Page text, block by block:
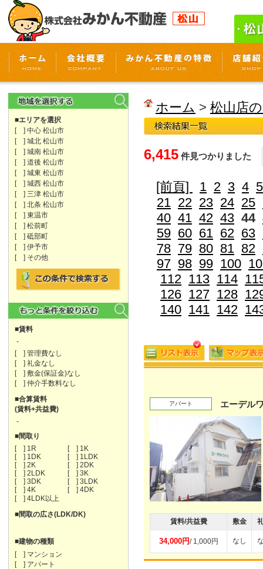
■エリアを選択
[ ] 中心 松山市
[ ] 城北 松山市
[ ] 城南 松山市
[ ] 道後 松山市
[ ] 城東 松山市
[ ] 城西 松山市
[ ] 三津 松山市
[ ] 北条 松山市
[ ] 東温市
[ ] 松前町
[ ] 砥部町
[ ] 伊予市
[ ] その他
■賃料
-
[ ] 管理費なし
[ ] 礼金なし
[ ] 敷金(保証金)なし
[ ] 仲介手数料なし
■合算賃料
(賃料+共益費)
-
■間取り
[ ] 1R
[ ] 1K
[ ] 1DK
[ ] 1LDK
[ ] 2K
[ ] 2DK
[ ] 2LDK
[ ] 3K
[ ] 3DK
[ ] 3LDK
[ ] 4K
[ ] 4DK
[ ] 4LDK以上
■間取の広さ(LDK/DK)
■建物の種類
[ ] マンション
[ ] アパート
ホーム > 松山店
6,415 件見つかりました
[前頁] 1 2 3 4 5
21 22 23 24 25
40 41 42 43 44
59 60 61 62 63
78 79 80 81 82
97 98 99 100
112 113 114
126 127 128
140 141 142
アパート エーデル
賃料/共益費 敷金
34,000円/ 1,000円 なし